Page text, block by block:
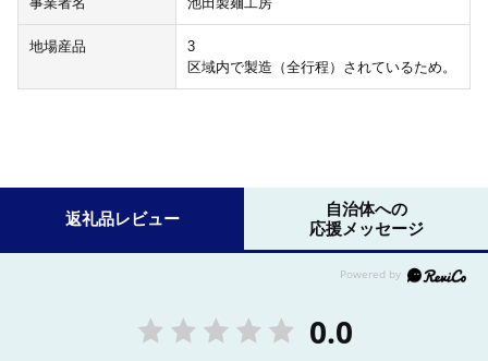
地場産品
3
区域内で製造（全行程）されているため。
返礼品レビュー
自治体への
応援メッセージ
0.0